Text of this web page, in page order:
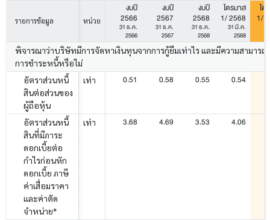
รายการข้อมูล หน่วย
งบปี
2566
31 ธ.ค.
2566
งบปี
2567
31 ธ.ค.
2567
งบปี
2568
31 ธ.ค.
2568
ไตรมาส
1/ 2568
31 มี.ค.
2568
ไต
1/
พิจารณาว่าบริษัทมีการจัดหาเงินทุนจากการกู้ยืมเท่าไร และมีความสามารถ
การชำระหนี้หรือไม่
อัตราส่วนหนี้
สินต่อส่วนของ
ผู้ถือหุ้น
เท่า 0.51 0.58 0.55 0.54
อัตราส่วนหนี้
สินที่มีภาระ
ดอกเบี้ยต่อ
กำไรก่อนหัก
ดอกเบี้ย ภาษี
ค่าเสื่อมราคา
และค่าตัด
จำหน่าย*
เท่า 3.68 4.69 3.53 4.06